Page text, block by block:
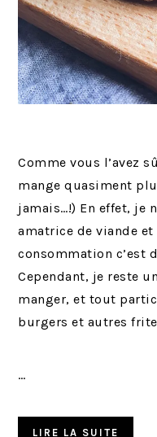
Comme vous l’avez
mange quasiment
jamais…!) En effet, je
amatrice de viande
consommation c’est
Cependant, je reste
manger, et tout
burgers et autres
…
LIRE LA SUITE